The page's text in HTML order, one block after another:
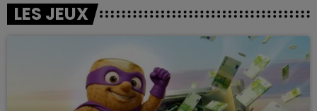
LES JEUX